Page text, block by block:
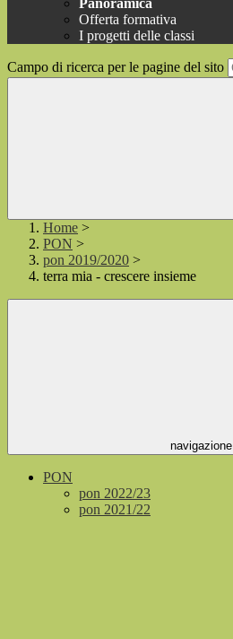
Panoramica
Offerta formativa
I progetti delle classi
Campo di ricerca per le pagine del sito
Home >
PON >
pon 2019/2020 >
terra mia - crescere insieme
navigazione
PON
pon 2022/23
pon 2021/22